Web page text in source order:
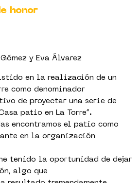
honor
y Eva Álvarez
en la realización de un
como denominador
de proyectar una serie de
patio en La Torre”.
encontramos el patio como
en la organización
tenido la oportunidad de dejar
algo que